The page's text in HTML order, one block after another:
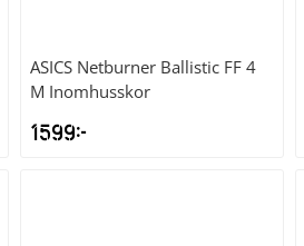
ASICS Netburner Ballistic FF 4
M Inomhusskor
1599kr